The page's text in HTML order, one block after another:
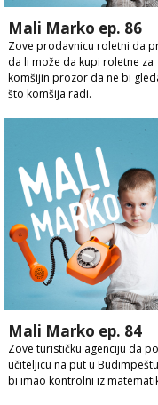
Mali Marko ep. 86
Zove prodavnicu roletni da
da li može da kupi roletne za
komšijin prozor da ne bi
što komšija radi.
Mali Marko ep. 84
Zove turističku agenciju da
učiteljicu na put u
bi imao kontrolni iz